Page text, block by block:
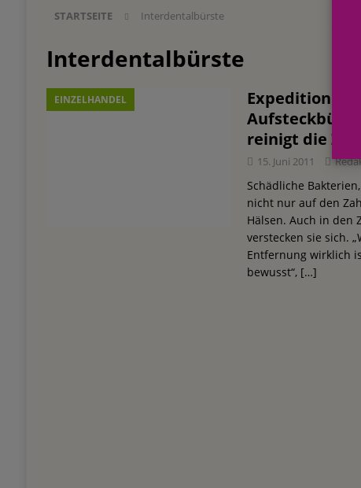
Einkauf
EINZELHANDEL
[ 3. August 2026 ]
Beiersdorf Hautmikrobiom-
Beiersdorf Jahresgeschäft
STARTSEITE Interdentalbürste
Interdentalbürste
EINZELHANDEL
Expedition
reinigt die
15. Juni 2011
Schädliche
nicht nur auf den
Hälsen. Auch in den
verstecken sie sich.
Entfernung wirklich
bewusst“, […]